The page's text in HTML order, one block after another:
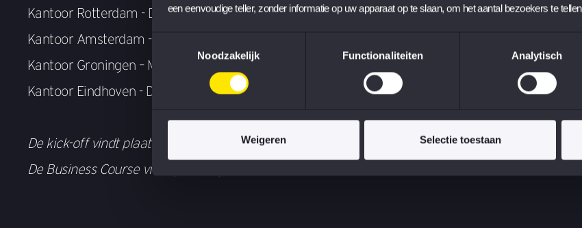
een eenvoudige teller, zonder informatie op uw apparaat op te slaan, om het aantal bezoekers te
Toestemmingsselectie
Noodzakelijk
Functionaliteiten Analytisch
Weigeren Selectie toestaan
Kantoor Rotterdam - Donderdag 1 oktober
Kantoor Amsterdam - Vrijdag 2 oktober
Kantoor Groningen – Maandag 5 oktober
Kantoor Eindhoven - Dinsdag 6 oktober
De kick-off vindt plaats op vrijdag 6 november 2026 (locatie nader te bepalen)
De Business Course vindt plaats op 12 November t/m 15 November 2026 in Londen